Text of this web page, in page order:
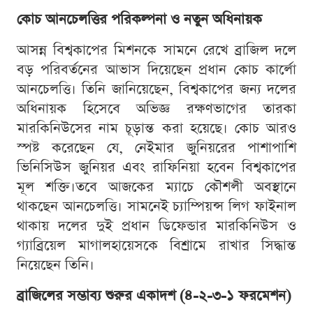
কোচ আনচেলত্তির পরিকল্পনা ও নতুন অধিনায়ক
আসন্ন বিশ্বকাপের মিশনকে সামনে রেখে ব্রাজিল দলে
বড় পরিবর্তনের আভাস দিয়েছেন প্রধান কোচ কার্লো
আনচেলত্তি। তিনি জানিয়েছেন, বিশ্বকাপের জন্য দলের
অধিনায়ক হিসেবে অভিজ্ঞ রক্ষণভাগের তারকা
মারকিনিউসের নাম চূড়ান্ত করা হয়েছে। কোচ আরও
স্পষ্ট করেছেন যে, নেইমার জুনিয়রের পাশাপাশি
ভিনিসিউস জুনিয়র এবং রাফিনিয়া হবেন বিশ্বকাপের
মূল শক্তি।তবে আজকের ম্যাচে কৌশলী অবস্থানে
থাকছেন আনচেলত্তি। সামনেই চ্যাম্পিয়ন্স লিগ ফাইনাল
থাকায় দলের দুই প্রধান ডিফেন্ডার মারকিনিউস ও
গ্যাব্রিয়েল মাগালহায়েসকে বিশ্রামে রাখার সিদ্ধান্ত
নিয়েছেন তিনি।
ব্রাজিলের সম্ভাব্য শুরুর একাদশ (৪-২-৩-১ ফরমেশন)